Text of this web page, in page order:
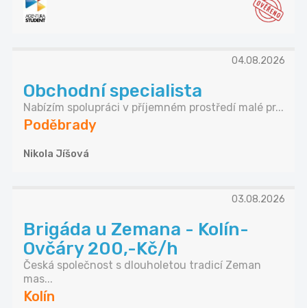
04.08.2026
Obchodní specialista
Nabízím spolupráci v příjemném prostředí malé pr...
Poděbrady
Nikola Jíšová
03.08.2026
Brigáda u Zemana - Kolín-
Ovčáry 200,-Kč/h
Česká společnost s dlouholetou tradicí Zeman
mas...
Kolín